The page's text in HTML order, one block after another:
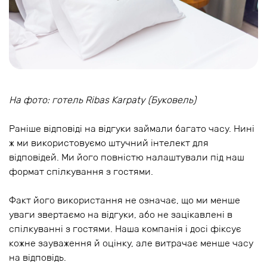
На фото: готель Ribas Karpaty (Буковель)
Раніше відповіді на відгуки займали багато часу. Нині
ж ми використовуємо штучний інтелект для
відповідей. Ми його повністю налаштували під наш
формат спілкування з гостями.
Факт його використання не означає, що ми менше
уваги звертаємо на відгуки, або не зацікавлені в
спілкуванні з гостями. Наша компанія і досі фіксує
кожне зауваження й оцінку, але витрачає менше часу
на відповідь.